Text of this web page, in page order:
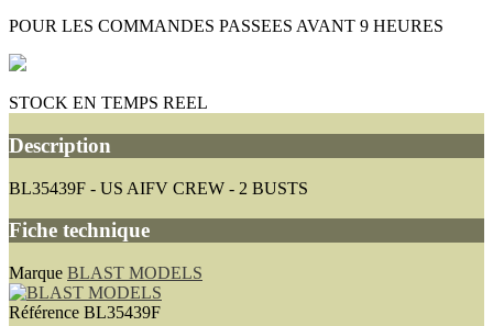
POUR LES COMMANDES PASSEES AVANT 9 HEURES
STOCK EN TEMPS REEL
Description
BL35439F - US AIFV CREW - 2 BUSTS
Fiche technique
Marque BLAST MODELS
Référence BL35439F